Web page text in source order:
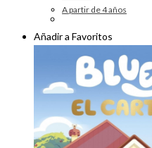
A partir de 4 años
Añadir a Favoritos